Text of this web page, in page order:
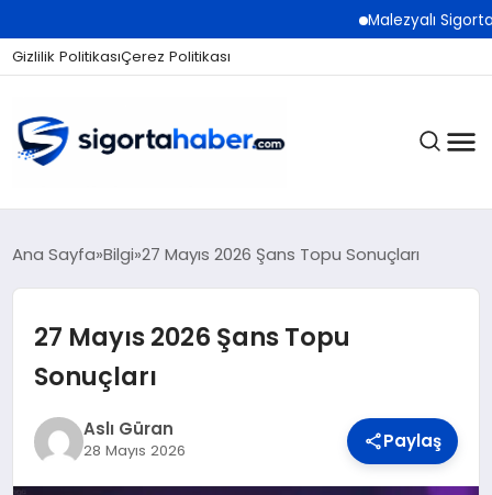
Malezyalı Sigorta
Gizlilik PolitikasıÇerez Politikası
SIGORTA
BES / HAYAT
EKONOMI
Ana Sayfa Bilgi 27 Mayıs 2026 Şans Topu Sonuçları
27 Mayıs 2026 Şans Topu
Sonuçları
Aslı Güran
28 Mayıs 2026 Paylaş